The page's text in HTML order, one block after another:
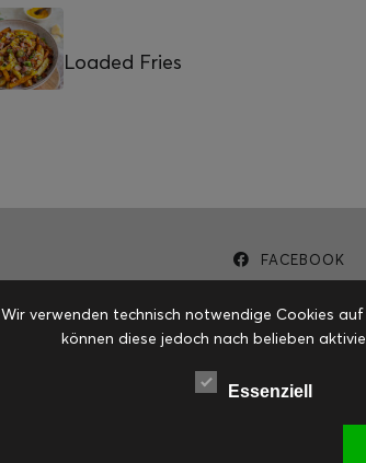
Loaded Fries
FACEBOOK
Wir verwenden technisch notwendige Cookies
können diese jedoch nach belieben
Essenziell